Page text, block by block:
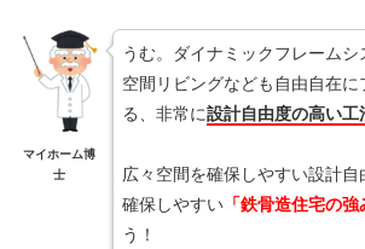
マイホーム博
士
うむ。ダイナミックフレーム
空間リビングなども自由自在に
る、非常に設計自由度の高い工
広々空間を確保しやすい設計
確保しやすい「鉄骨造住宅の強
う！